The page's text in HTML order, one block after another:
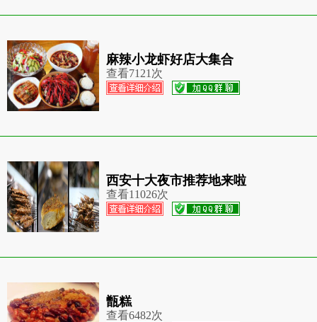
麻辣小龙虾好店大集合
查看7121次
西安十大夜市推荐地来啦
查看11026次
甑糕
查看6482次